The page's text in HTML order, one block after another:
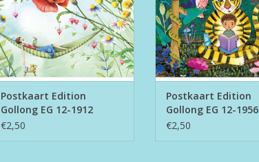
Postkaart Edition
Gollong EG 12-1912
€2,50
Postkaart Edition
Gollong EG 12-1956
€2,50